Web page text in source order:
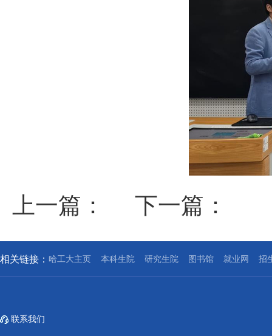
上一篇： 下一篇：
相关链接： 哈工大主页 本科生院 研究生院 图书馆 就业网 招
联系我们